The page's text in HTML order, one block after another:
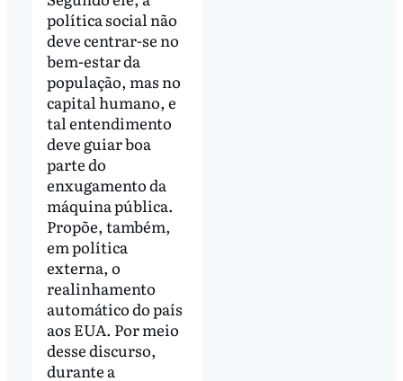
política social não
deve centrar-se no
bem-estar da
população, mas no
capital humano, e
tal entendimento
deve guiar boa
parte do
enxugamento da
máquina pública.
Propõe, também,
em política
externa, o
realinhamento
automático do país
aos EUA. Por meio
desse discurso,
durante a